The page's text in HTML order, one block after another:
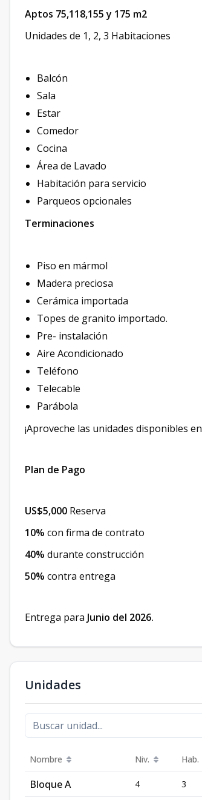
Aptos 75,118,155 y 175 m2
Unidades de 1, 2, 3 Habitaciones
Balcón
Sala
Estar
Comedor
Cocina
Área de Lavado
Habitación para servicio
Parqueos opcionales
Terminaciones
Piso en mármol
Madera preciosa
Cerámica importada
Topes de granito importado.
Pre- instalación
Aire Acondicionado
Teléfono
Telecable
Parábola
¡Aproveche las unidades disponibles
Plan de Pago
US$5,000 Reserva
10% con firma de contrato
40% durante construcción
50% contra entrega
Entrega para Junio del 2026.
Unidades
Nombre Niv. Hab.
Bloque A 4 3